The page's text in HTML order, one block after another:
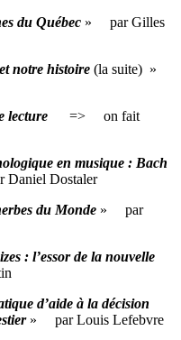
du Québec » par Gilles
notre histoire (la suite) »
lecture => on fait
en musique : Bach
Dostaler
du Monde » par
: l’essor de la nouvelle
d’aide à la décision
» par Louis Lefebvre